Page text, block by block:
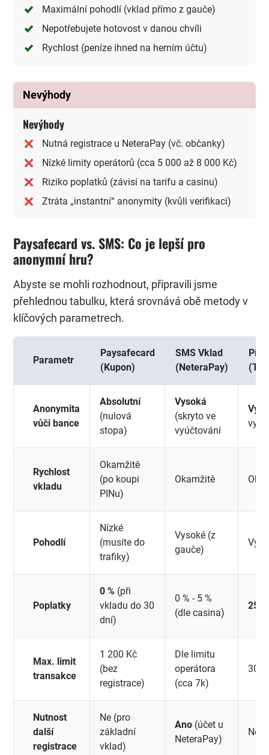
Maximální pohodlí (vklad přímo z gauče)
Nepotřebujete hotovost v danou chvíli
Rychlost (peníze ihned na herním účtu)
Nevýhody
Nevýhody
Nutná registrace u NeteraPay (vč. občanky)
Nízké limity operátorů (cca 5 000 až 8 000 Kč)
Riziko poplatků (závisí na tarifu a casinu)
Ztráta „instantní“ anonymity (kvůli verifikaci)
Paysafecard vs. SMS: Co je lepší pro
anonymní hru?
Abyste se mohli rozhodnout, připravili jsme
přehlednou tabulku, která srovnává obě metody v
klíčových parametrech.
Parametr
Paysafecard
(Kupon)
SMS Vklad
(NeteraPay)
Anonymita
vůči bance
Absolutní
(nulová
stopa)
Vysoká
(skryto ve
vyúčtování
Rychlost
vkladu
Okamžitě
(po koupi
PINu)
Okamžitě
Pohodlí
Nízké
(musíte do
trafiky)
Vysoké (z
gauče)
Poplatky
0 % (při
vkladu do 30
dní)
0 % - 5 %
(dle casina)
25 %
Max. limit
transakce
1 200 Kč
(bez
registrace)
Dle limitu
operátora
(cca 7k)
300
Nutnost
další
registrace
Ne (pro
základní
vklad)
Ano (účet u
NeteraPay)
Ne